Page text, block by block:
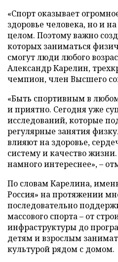
«Спорт оказывает
здоровье человека, но и
целом. Поэтому важно
которых заниматься
смогут люди любого
Александр Карелин,
чемпион, член Высшего
«Быть спортивным в
и приятно. Сегодня уже
исследований, которые
регулярные занятия
влияют на здоровье,
систему и качество
намного интереснее», –
По словам Карелина,
Россия» на протяжении
последовательно
массового спорта – от
инфраструктуры до
детям и взрослым
культурой рядом с домом.